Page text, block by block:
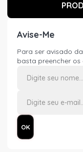
Avise-Me
Para ser avisado
basta preencher